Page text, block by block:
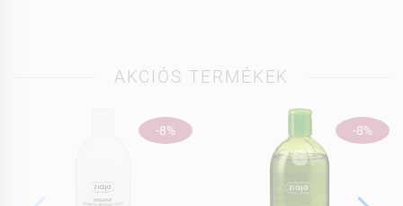
AKCIÓS TERMÉKEK
-8% -8%